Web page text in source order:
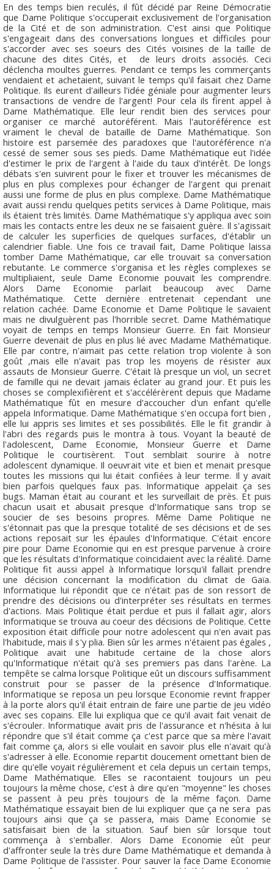
En des temps bien reculés, il fût décidé par Reine Démocratie
que Dame Politique s'occuperait exclusivement de l'organisation
de la Cité et de son administration. C'est ainsi que Politique
s'engageait dans des conversations longues et difficiles pour
s'accorder avec ses soeurs des Cités voisines de la taille de
chacune des dites Cités, et de leurs droits associés. Ceci
déclencha moultes guerres. Pendant ce temps les commerçants
vendaient et achetaient, suivant le temps qu'il faisait chez Dame
Politique. Ils eurent d'ailleurs l'idée géniale pour augmenter leurs
transactions de vendre de l'argent! Pour cela ils firent appel à
Dame Mathématique. Elle leur rendit bien des services pour
organiser ce marché autoréférent. Mais l'autoréférence est
vraiment le cheval de bataille de Dame Mathématique. Son
histoire est parsemée des paradoxes que l'autoréférence n'a
cessé de semer sous ses pieds. Dame Mathématique eut l'idée
d'estimer le prix de l'argent à l'aide du taux d'intérêt. De longs
débats s'en suivirent pour le fixer et trouver les mécanismes de
plus en plus complexes pour échanger de l'argent qui prenait
aussi une forme de plus en plus complexe. Dame Mathématique
avait aussi rendu quelques petits services à Dame Politique, mais
ils étaient très limités. Dame Mathématique s'y appliqua avec soin
mais les contacts entre les deux ne se faisaient guère. Il s'agissait
de calculer les superficies de quelques surfaces, d'établir un
calendrier fiable. Une fois ce travail fait, Dame Politique laissa
tomber Dame Mathématique, car elle trouvait sa conversation
rebutante. Le commerce s'organisa et les règles complexes se
multipliaient, seule Dame Economie pouvait les comprendre.
Alors Dame Economie parlait beaucoup avec Dame
Mathématique. Cette dernière entretenait cependant une
relation cachée. Dame Economie et Dame Politique le savaient
mais ne divulguèrent pas l'horrible secret. Dame Mathématique
voyait de temps en temps Monsieur Guerre. En fait Monsieur
Guerre devenait de plus en plus lié avec Madame Mathématique.
Elle par contre, n'aimait pas cette relation trop violente à son
goût ,mais elle n'avait pas trop les moyens de résister aux
assauts de Monsieur Guerre. C'était là presque un viol, un secret
de famille qui ne devait jamais éclater au grand jour. Et puis les
choses se complexifièrent et s'accélérèrent depuis que Madame
Mathématique fût en mesure d'accoucher d'un enfant qu'elle
appela Informatique. Dame Mathématique s'en occupa fort bien ,
elle lui appris ses limites et ses possibilités. Elle le fit grandir à
l'abri des regards puis le montra à tous. Voyant la beauté de
l'adolescent, Dame Economie, MonsieurGuerre et Dame
Politique le courtisèrent. Tout semblait sourire à notre
adolescent dynamique. Il oeuvrait vite et bien et menait presque
toutes les missions qui lui était confiées à leur terme. Il y avait
bien parfois quelques faux pas. Informatique appelait ça ses
bugs. Maman était au courant et les surveillait de près. Et puis
chacun usait et abusait presque d'Informatique sans trop se
soucier de ses besoins propres. Même Dame Politique ne
s'étonnait pas que la presque totalité de ses décisions et de ses
actions reposait sur les épaules d'Informatique. C'était encore
pire pour Dame Economie qui en est presque parvenue à croire
que les résultats d'Informatique coïncidaient avec la réalité. Dame
Politique fit aussi appel à Informatique lorsqu'il fallait prendre
une décision concernant la modification du climat de Gaïa.
Informatique lui répondit que ce n'était pas de son ressort de
prendre des décisions ou d'interpréter ses résultats en termes
d'actions. Mais Politique était perdue et puis il fallait agir, alors
Informatique se trouva au coeur des décisions de Politique. Cette
exposition était difficile pour notre adolescent qui n'en avait pas
l'habitude, mais il s'y plia. Bien sûr les armes n'étaient pas égales ,
Politique avait une habitude certaine de la chose alors
qu'Informatique n'était qu'à ses premiers pas dans l'arène. La
tempête se calma lorsque Politique eût un discours suffisamment
construit pour se passer de la présence d'Informatique.
Informatique se reposa un peu lorsque Economie revint frapper
à la porte alors qu'il était entrain de faire une partie de jeu vidéo
avec ses copains. Elle lui expliqua que ce qu'il avait fait venait de
s'écrouler. Informatique avait pris de l'assurance et n'hésita à lui
répondre que s'il était comme ça c'est parce que sa mère l'avait
fait comme ça, alors si elle voulait en savoir plus elle n'avait qu'à
s'adresser à elle. Economie repartit doucement omettant bien de
dire qu'elle voyait régulièrement et cela depuis un certain temps,
Dame Mathématique. Elles se racontaient toujours un peu
toujours la même chose, c'est à dire qu'en "moyenne" les choses
se passent à peu près toujours de la même façon. Dame
Mathématique essayait bien de lui expliquer que ça ne sera pas
toujours ainsi que ça se passera, mais Dame Economie se
satisfaisait bien de la situation. Sauf bien sûr lorsque tout
commença à s'emballer. Alors Dame Economie eût peur
d'affronter seule la très dure Dame Mathématique et demanda à
Dame Politique de l'assister. Pour sauver la face Dame Economie